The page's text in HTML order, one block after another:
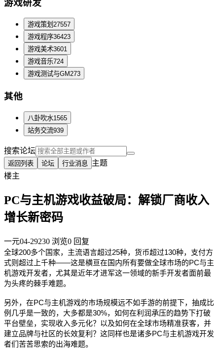
游戏研发
游戏策划 27557
游戏程序36423
游戏美术3601
游戏音乐724
游戏测试与GM273
其他
八卦吹水1565
站务交流939
搜索论坛
返回列表 论坛 行业消息
主题
楼主
PC与主机游戏收益破局：解锁厂商收入
增长新密码
一元04-29230 浏览0 回复
全球200多个国家，主流语言超过25种，货币超过130种，支付方
式则超过上千种——这是横亘在国内所有要做全球市场的PC与主
机游戏开发者，尤其是近年才进军这一领域的新手开发者面前最
为头疼的棘手难题。
另外，在PC与主机游戏的市场规模远不如手游的前提下，抽成比
例几乎是一致的，大多都是30%，如何在利润承压的趋势下打破
平台壁垒，实现收入多元化？以及如何在全球市场精准获客，并
建立品牌与社区的长效复利？这同样也是诸多PC与主机游戏开发
者们苦苦思索的出海难题。